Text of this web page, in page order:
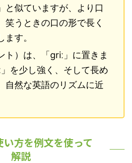
と似ていますが、より口
笑うときの口の形で長く
す。
ト）は、「ɡriː」に置きま
を少し強く、そして長め
自然な英語のリズムに近
方を例文を使って
解説